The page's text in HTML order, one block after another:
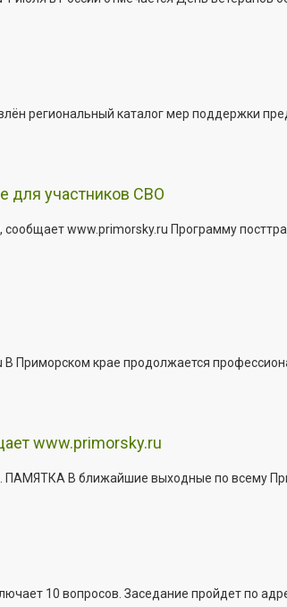
региональный каталог мер поддержки
для участников СВО
www.primorsky.ru Программу
Приморском крае продолжается
www.primorsky.ru
ПАМЯТКА В ближайшие выходные по всему
10 вопросов. Заседание пройдет по